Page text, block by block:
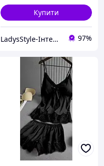
Купити
LadysStyle-Інтернет магазин жіночого одягу 97%